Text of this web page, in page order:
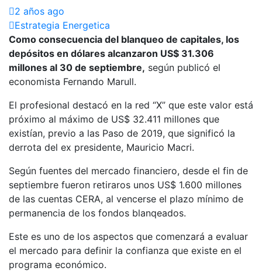
2 años ago
Estrategia Energetica
Como consecuencia del blanqueo de capitales, los
depósitos en dólares alcanzaron US$ 31.306
millones al 30 de septiembre, según publicó el
economista Fernando Marull.
El profesional destacó en la red “X” que este valor está
próximo al máximo de US$ 32.411 millones que
existían, previo a las Paso de 2019, que significó la
derrota del ex presidente, Mauricio Macri.
Según fuentes del mercado financiero, desde el fin de
septiembre fueron retiraros unos US$ 1.600 millones
de las cuentas CERA, al vencerse el plazo mínimo de
permanencia de los fondos blanqeados.
Este es uno de los aspectos que comenzará a evaluar
el mercado para definir la confianza que existe en el
programa económico.